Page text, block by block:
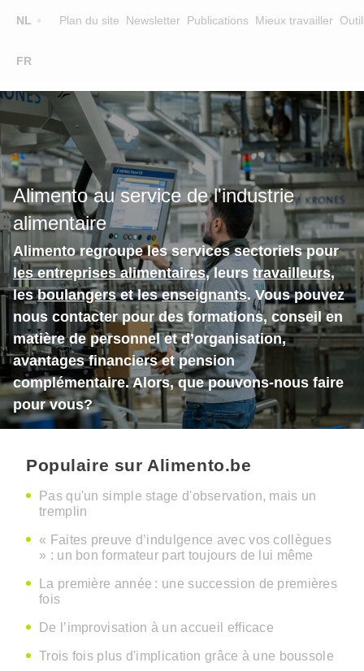
NL
FR
Plan du site Newsletter Publications Mieux travailler
Main
navigation
FORMATION
FORMATEURS
SUR ALIMENTO
EQUIPE
CONTACT
CHERCHER UNE FORMATION
Alimento au service de l'industrie
alimentaire
Alimento regroupe les services sectoriels pour
les entreprises alimentaires, leurs travailleurs,
lesboulangerset lesenseignants. Vous pouvez
nous contacter pour des formations, conseil en
matière de personnel et d’organisation,
avantages financiers et pension
complémentaire. Alors, que pouvons-nous faire
pour vous?
Populaire sur Alimento.be
Pas qu'un simple stage d'observation, mais un
tremplin
« Faites preuve d’indulgence avec vos collègues
» : un bon formateur part toujours de lui même
La première année : une succession de premières
fois
De l’improvisation à un accueil efficace
Trois fois plus d'implication grâce à une boussole